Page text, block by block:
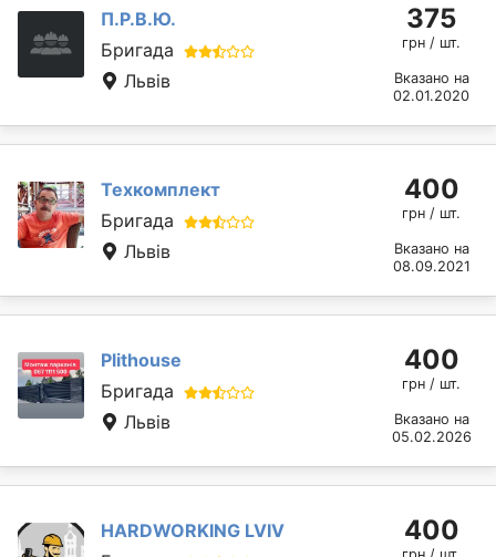
П.Р.В.Ю.
Бригада
Львів
375
грн / шт.
Вказано на
02.01.2020
Техкомплект
Бригада
Львів
400
грн / шт.
Вказано на
08.09.2021
Plithouse
Бригада
Львів
400
грн / шт.
Вказано на
05.02.2026
HARDWORKING LVIV
400